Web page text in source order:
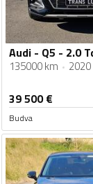
Audi - Q5 - 2.0
135000 km 2020
39 500€
Budva